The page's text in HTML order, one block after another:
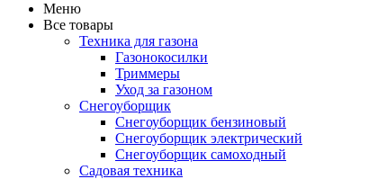
Меню
Все товары
Техника для газона
Газонокосилки
Триммеры
Уход за газоном
Снегоуборщик
Снегоуборщик бензиновый
Снегоуборщик электрический
Снегоуборщик самоходный
Садовая техника